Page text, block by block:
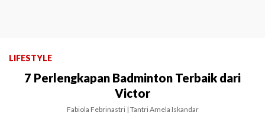
LIFESTYLE
7 Perlengkapan Badminton Terbaik dari
Victor
Fabiola Febrinastri | Tantri Amela Iskandar